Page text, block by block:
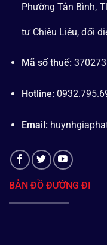
Phường Tân Bình,
tư Chiêu Liêu, đối
Mã số thuế:
Hotline:
Email:
BẢN ĐỒ ĐƯỜNG ĐI